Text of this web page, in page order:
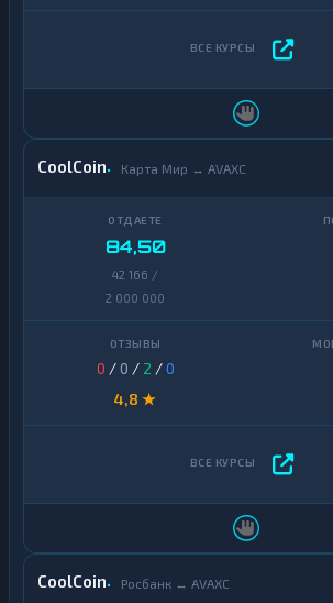
CoolCoin Карта Мир ↔ AVAXC
84,50
42 166 /
2 000 000
0 / 0 / 2 /0
4,8 ★
CoolCoin Росбанк ↔ AVAXC